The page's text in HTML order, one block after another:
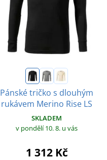
Pánské tričko s dlouhým
rukávem Merino Rise LS
SKLADEM
v pondělí 10. 8. u vás
1 312 Kč